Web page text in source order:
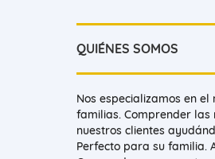
QUIÉNES SOMOS
Nos especializamos en
familias. Comprender las
nuestros clientes
Perfecto para su familia.